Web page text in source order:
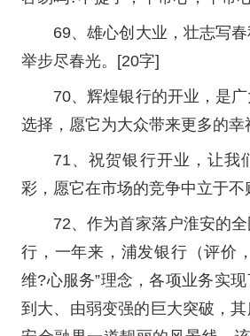
69、雄心创大业，壮志写春
举步尽春光。[20字]
70、辉煌银行的开业，是
选择，愿它为大众带来更多的幸
71、祝贺银行开业，让我
彩，愿它在市场的竞争中立于不
72、作为首家落户淮安的
行，一年来，浦发银行（评价
维?心服务”理念，各项业务实
到大、由弱变强的巨大突破，